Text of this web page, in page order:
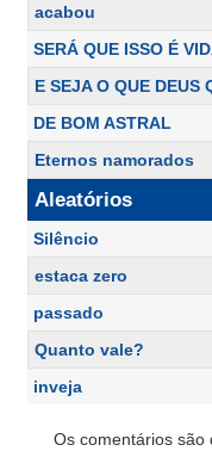
acabou
SERÁ QUE ISSO É
E SEJA O QUE DEUS
DE BOM ASTRAL
Eternos namorados
Aleatórios
Silêncio
estaca zero
passado
Quanto vale?
inveja
Os comentários são